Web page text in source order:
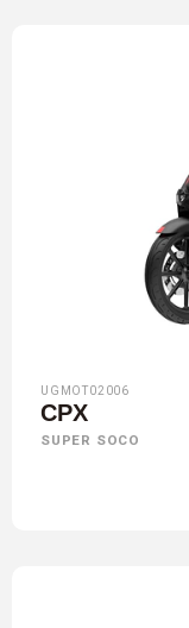
UGMOT02006
CPX
SUPER SOCO